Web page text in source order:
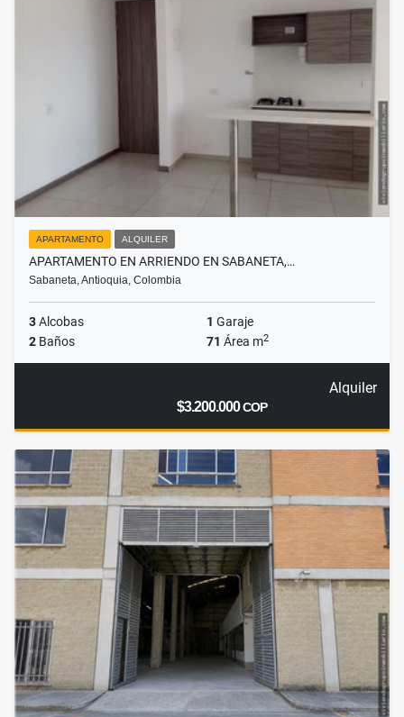
APARTAMENTO ALQUILER
APARTAMENTO EN ARRIENDO EN SABANETA,…
Sabaneta, Antioquia, Colombia
3Alcobas 1 Garaje
2 Baños 71 Área m2
Alquiler
$3.200.000COP